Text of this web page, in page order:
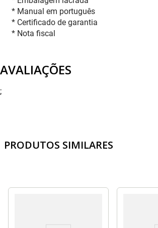
* Manual em português
* Certificado de garantia
* Nota fiscal
AVALIAÇÕES
;
PRODUTOS SIMILARES